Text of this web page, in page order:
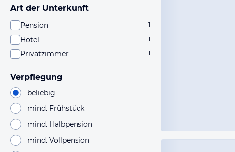
Art der Unterkunft
Pension 1
Hotel 1
Privatzimmer 1
Verpflegung
beliebig
mind. Frühstück
mind. Halbpension
mind. Vollpension